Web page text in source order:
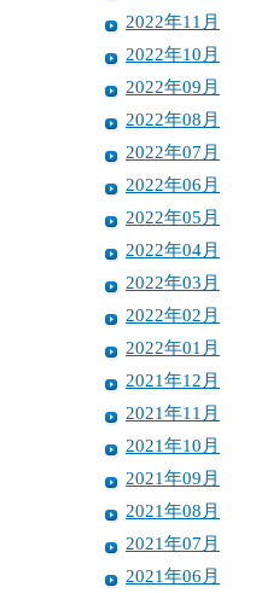
2022年11月
2022年10月
2022年09月
2022年08月
2022年07月
2022年06月
2022年05月
2022年04月
2022年03月
2022年02月
2022年01月
2021年12月
2021年11月
2021年10月
2021年09月
2021年08月
2021年07月
2021年06月